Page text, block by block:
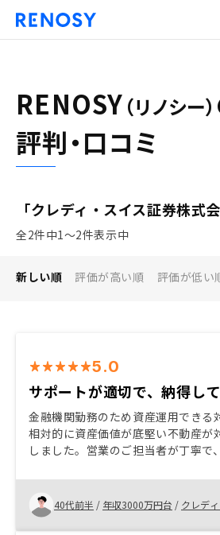
RENOSY （リノシー）
評判・口コミ
「クレディ・スイス証券株式会
全2件中1〜2件表示中
新しい順 評価が高い順 評価が低い
5.0
サポートが適切で、納得し
金融機関勤務のため資産運用できる
相対的に資産価値が底堅い不動産が
しました。営業のご担当者が丁寧で
ーに答えていただき、納得して投
た。アプリでかんりできるのも、とて
士など専門家のサポートサービスの
40代前半 / 年収3000万円台 / クレデ